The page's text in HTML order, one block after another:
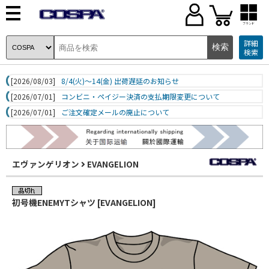
ブランド
詳細
検索
[2026/08/03]
8/4(火)～14(金) 出荷遅延のお知らせ
[2026/07/01]
コンビニ・ペイジー決済の支払期限変更について
[2026/07/01]
ご注文確定メールの廃止について
エヴァンゲリオン EVANGELION
初号機ENEMYTシャツ [EVANGELION]